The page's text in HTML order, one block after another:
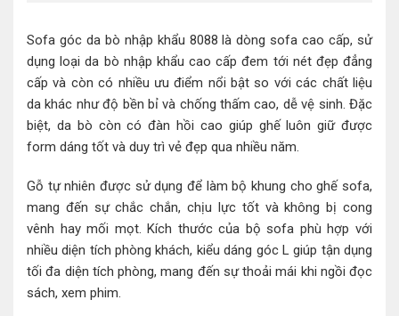
Sofa góc da bò nhập khẩu 8088 là dòng sofa cao cấp, sử
dụng loại da bò nhập khẩu cao cấp đem tới nét đẹp đẳng
cấp và còn có nhiều ưu điểm nổi bật so với các chất liệu
da khác như độ bền bỉ và chống thấm cao, dễ vệ sinh. Đặc
biệt, da bò còn có đàn hồi cao giúp ghế luôn giữ được
form dáng tốt và duy trì vẻ đẹp qua nhiều năm.
Gỗ tự nhiên được sử dụng để làm bộ khung cho ghế sofa,
mang đến sự chắc chắn, chịu lực tốt và không bị cong
vênh hay mối mọt. Kích thước của bộ sofa phù hợp với
nhiều diện tích phòng khách, kiểu dáng góc L giúp tận dụng
tối đa diện tích phòng, mang đến sự thoải mái khi ngồi đọc
sách, xem phim.